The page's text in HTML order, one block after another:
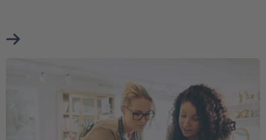
Mehr über Betriebsgebäudeversicherung erfahren